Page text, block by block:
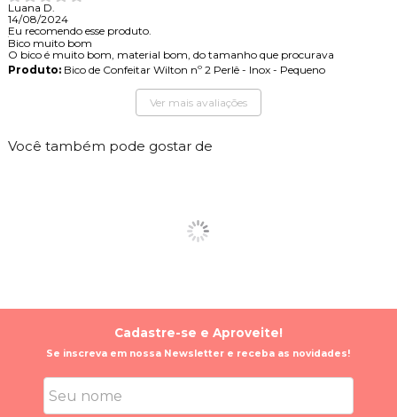
Luana D.
14/08/2024
Eu recomendo esse produto.
Bico muito bom
O bico é muito bom, material bom, do tamanho que procurava
Produto:Bico de Confeitar Wilton nº 2 Perlê - Inox - Pequeno
Ver mais avaliações
Você também pode gostar de
Cadastre-se e Aproveite!
Se inscreva em nossa Newsletter e receba as novidades!